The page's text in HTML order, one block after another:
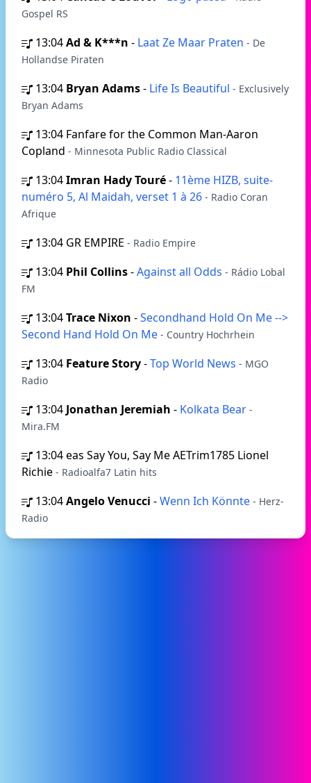
Gospel RS
13:04Ad & K***n - Laat Ze Maar Praten - De
Hollandse Piraten
13:04 Bryan Adams- Life Is Beautiful - Exclusively
Bryan Adams
13:04 Fanfare for the Common Man-Aaron
Copland - Minnesota Public Radio Classical
13:04Imran Hady Touré- 11ème HIZB, suite-
numéro 5, Al Maidah, verset 1 à 26 - Radio Coran
Afrique
13:04 GR EMPIRE - Radio Empire
13:04 Phil Collins-Against all Odds - Rádio Lobal
FM
13:04Trace Nixon -Secondhand Hold On Me -->
Second Hand Hold On Me - Country Hochrhein
13:04 Feature Story-Top World News - MGO
Radio
13:04 Jonathan Jeremiah - Kolkata Bear -
Mira.FM
13:04eas Say You, Say Me AETrim1785 Lionel
Richie - Radioalfa7 Latin hits
13:04Angelo Venucci -Wenn Ich Könnte - Herz-
Radio